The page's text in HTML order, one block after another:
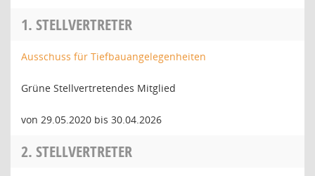
1. STELLVERTRETER
Ausschuss für Tiefbauangelegenheiten
Grüne Stellvertretendes Mitglied
von 29.05.2020 bis 30.04.2026
2. STELLVERTRETER